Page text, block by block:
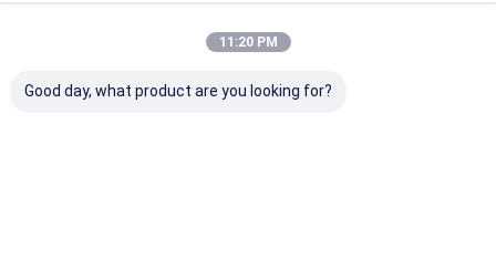
11:20 PM
Good day, what product are you looking for?